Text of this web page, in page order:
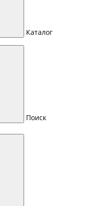
Каталог
Поиск